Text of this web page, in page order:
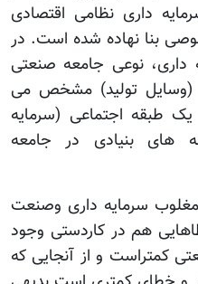
داری نظامی اقتصادی
بنا نهاده شده است. در
داری، نوعی جامعه صنعتی
تولید) مشخص می
طبقه اجتماعی (سرمایه
های بنیادی در جامعه
سرمایه داری وصنعت
هم در کاردستی وجود
کمتراست و از آنجایی که